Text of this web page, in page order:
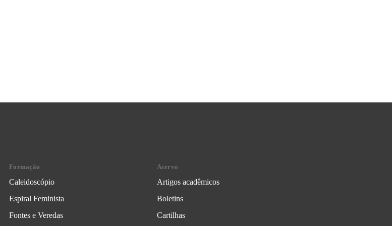
Formação
Caleidoscópio
Espiral Feminista
Fontes e Veredas
Acervo
Artigos acadêmicos
Boletins
Cartilhas